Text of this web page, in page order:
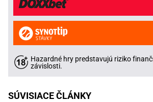
Hazardné hry predstavujú riziko
závislosti.
SÚVISIACE ČLÁNKY